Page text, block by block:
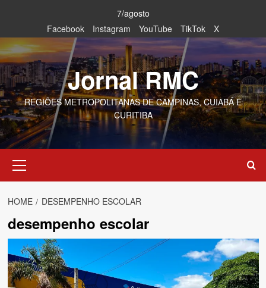
content
7/agosto
Facebook
Instagram YouTube TikTok X
Jornal RMC
REGIÕES METROPOLITANAS DE CAMPINAS, CUIABÁ E
CURITIBA
Menu
HOME DESEMPENHO ESCOLAR
desempenho escolar